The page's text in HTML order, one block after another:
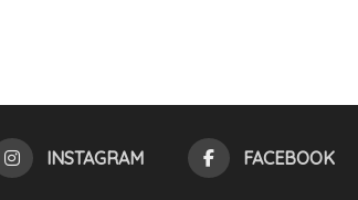
INSTAGRAM FACEBOOK